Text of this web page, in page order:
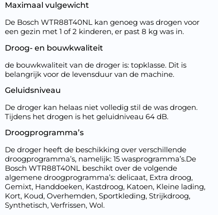
Maximaal vulgewicht
De Bosch WTR88T40NL kan genoeg was drogen voor
een gezin met 1 of 2 kinderen, er past 8 kg was in.
Droog- en bouwkwaliteit
de bouwkwaliteit van de droger is: topklasse. Dit is
belangrijk voor de levensduur van de machine.
Geluidsniveau
De droger kan helaas niet volledig stil de was drogen.
Tijdens het drogen is het geluidniveau 64 dB.
Droogprogramma’s
De droger heeft de beschikking over verschillende
droogprogramma’s, namelijk: 15 wasprogramma’s.De
Bosch WTR88T40NL beschikt over de volgende
algemene droogprogramma’s: delicaat, Extra droog,
Gemixt, Handdoeken, Kastdroog, Katoen, Kleine lading,
Kort, Koud, Overhemden, Sportkleding, Strijkdroog,
Synthetisch, Verfrissen, Wol.